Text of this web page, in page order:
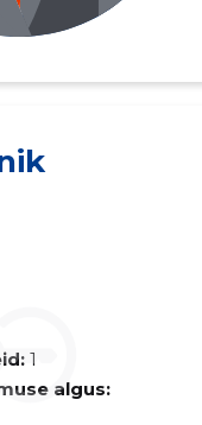
1
algus: